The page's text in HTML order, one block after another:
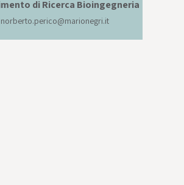
di Ricerca Bioingegneria
norberto.perico@marionegri.it